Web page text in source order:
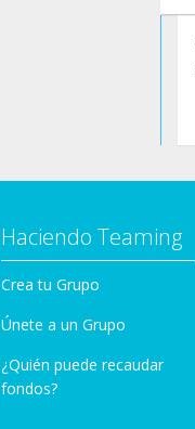
Haciendo Teaming
Crea tu Grupo
Únete a un Grupo
¿Quién puede recaudar
fondos?